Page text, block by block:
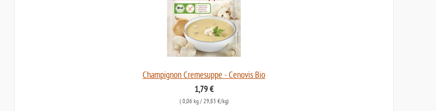
Champignon Cremesuppe - Cenovis Bio
1,79 €
( 0,06 kg/ 29,83 €/kg)